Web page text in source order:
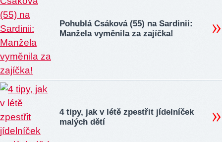
Pohublá Csáková (55) na Sardinii:
Manžela vyměnila za zajíčka!
4 tipy, jak v létě zpestřit jídelníček
malých dětí